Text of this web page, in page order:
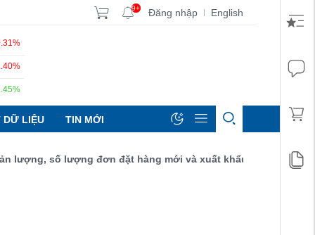
9+ Đăng nhập | English
DỮ LIỆU TIN MỚI
số lượng đơn đặt hàng mới và xuất khẩu đều tăng đạt 52,9